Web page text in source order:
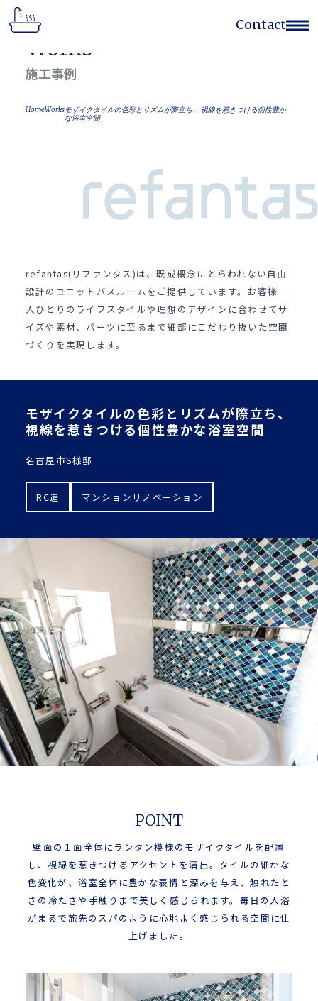
Contact
Home
Works
Concept
Contact Form
サイトのご利用個人情報の取扱
Works
施工事例
HomeWorksモザイクタイルの色彩とリズムが際立ち、 視線を惹きつける個性豊か
な浴室空間
refantas(リファンタス)は、既成概念にとらわれない自由
設計のユニットバスルームをご提供しています。お客様一
人ひとりのライフスタイルや理想のデザインに合わせてサ
イズや素材、パーツに至るまで細部にこだわり抜いた空間
づくりを実現します。
モザイクタイルの色彩とリズムが際立ち、
視線を惹きつける個性豊かな浴室空間
名古屋市S様邸
RC造 マンションリノベーション
POINT
壁面の１面全体にランタン模様のモザイクタイルを配置
し、視線を惹きつけるアクセントを演出。タイルの細かな
色変化が、浴室全体に豊かな表情と深みを与え、触れたと
きの冷たさや手触りまで美しく感じられます。毎日の入浴
がまるで旅先のスパのように心地よく感じられる空間に仕
上げました。